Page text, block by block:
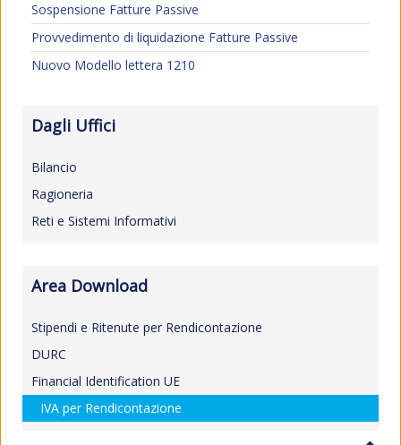
Sospensione Fatture Passive
Provvedimento di liquidazione Fatture Passive
Nuovo Modello lettera 1210
Dagli Uffici
Bilancio
Ragioneria
Reti e Sistemi Informativi
Area Download
Stipendi e Ritenute per Rendicontazione
DURC
Financial Identification UE
IVA per Rendicontazione